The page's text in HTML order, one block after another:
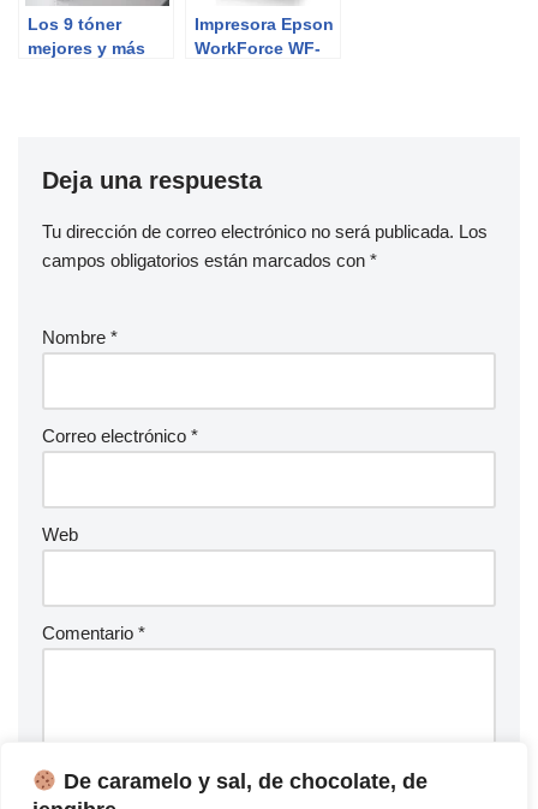
De caramelo y sal, de chocolate, de
Los 9 tóner
mejores y más
Impresora Epson
WorkForce WF-
Deja una respuesta
Tu dirección de correo electrónico no será publicada. Los
campos obligatorios están marcados con *
Nombre *
Correo electrónico *
Web
Comentario *